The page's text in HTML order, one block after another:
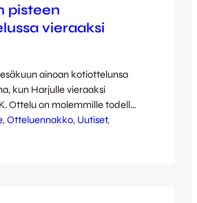
pisteen
vieraaksi
ainoan kotiottelunsa
kun Harjulle vieraaksi
Ottelu on molemmille todella
puhua klassisesta
ottelusta: joukkueet
, Otteluennakko, Uutiset